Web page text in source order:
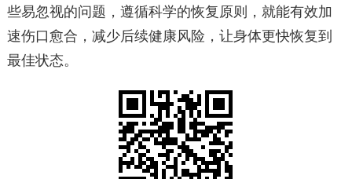
些易忽视的问题，遵循科学的恢复原则，就能有效加
速伤口愈合，减少后续健康风险，让身体更快恢复到
最佳状态。